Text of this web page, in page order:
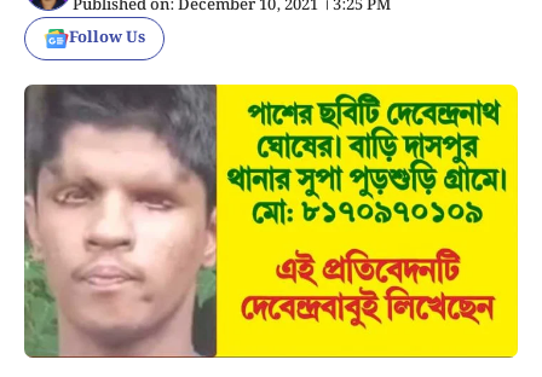
Follow Us